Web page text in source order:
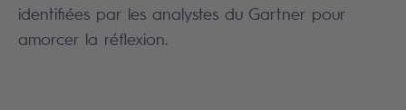
identifiées par les analystes du Gartner pour
amorcer la réflexion.